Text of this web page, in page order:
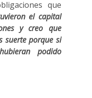
que
el capital
y creo que
suerte porque si
podido